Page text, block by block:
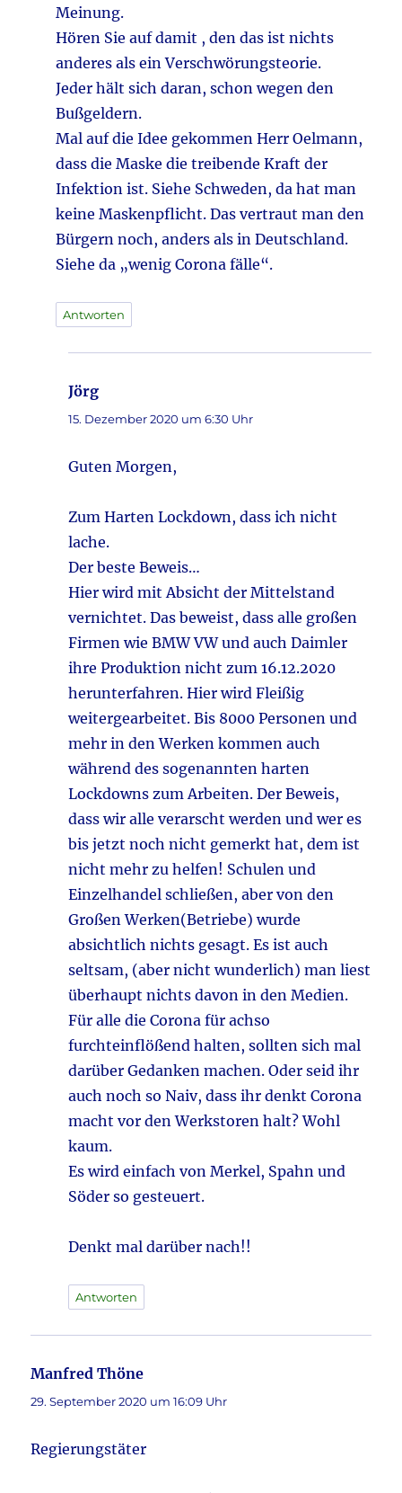
Meinung.
Hören Sie auf damit , den das ist nichts
anderes als ein Verschwörungsteorie.
Jeder hält sich daran, schon wegen den
Bußgeldern.
Mal auf die Idee gekommen Herr Oelmann,
dass die Maske die treibende Kraft der
Infektion ist. Siehe Schweden, da hat man
keine Maskenpflicht. Das vertraut man den
Bürgern noch, anders als in Deutschland.
Siehe da „wenig Corona fälle“.
Antworten
Jörg
15. Dezember 2020 um 6:30 Uhr
Guten Morgen,
Zum Harten Lockdown, dass ich nicht
lache.
Der beste Beweis…
Hier wird mit Absicht der Mittelstand
vernichtet. Das beweist, dass alle großen
Firmen wie BMW VW und auch Daimler
ihre Produktion nicht zum 16.12.2020
herunterfahren. Hier wird Fleißig
weitergearbeitet. Bis 8000 Personen und
mehr in den Werken kommen auch
während des sogenannten harten
Lockdowns zum Arbeiten. Der Beweis,
dass wir alle verarscht werden und wer es
bis jetzt noch nicht gemerkt hat, dem ist
nicht mehr zu helfen! Schulen und
Einzelhandel schließen, aber von den
Großen Werken(Betriebe) wurde
absichtlich nichts gesagt. Es ist auch
seltsam, (aber nicht wunderlich) man liest
überhaupt nichts davon in den Medien.
Für alle die Corona für achso
furchteinflößend halten, sollten sich mal
darüber Gedanken machen. Oder seid ihr
auch noch so Naiv, dass ihr denkt Corona
macht vor den Werkstoren halt? Wohl
kaum.
Es wird einfach von Merkel, Spahn und
Söder so gesteuert.
Denkt mal darüber nach!!
Antworten
Manfred Thöne
29. September 2020 um 16:09 Uhr
Regierungstäter